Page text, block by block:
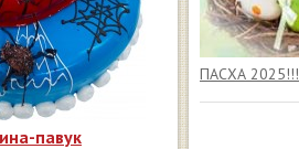
павук
ПАСХА 2025!!!